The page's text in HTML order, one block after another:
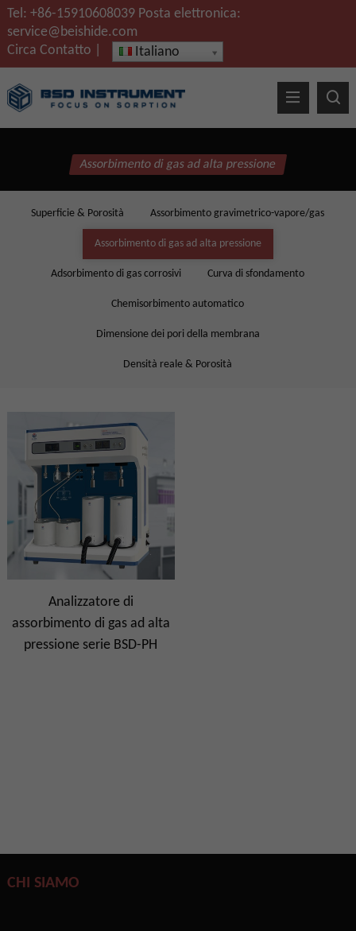
Tel: +86-15910608039Posta elettronica:
service@beishide.com
Circa Contatto Italiano
Assorbimento di gas ad alta pressione
Superficie & Porosità Assorbimento gravimetrico-vapore/gas
Assorbimento di gas ad alta pressione
Adsorbimento di gas corrosivi Curva di sfondamento
Chemisorbimento automatico
Dimensione dei pori della membrana
Densità reale & Porosità
Analizzatore di
assorbimento di gas ad alta
pressione serie BSD-PH
CHI SIAMO